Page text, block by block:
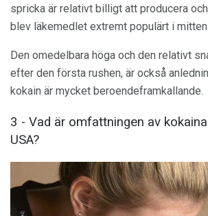
spricka är relativt billigt att producera
blev läkemedlet extremt populärt i
Den omedelbara höga och den relativt
efter den första rushen, är också
kokain är mycket beroendeframkallande.
3 - Vad är omfattningen av
USA?